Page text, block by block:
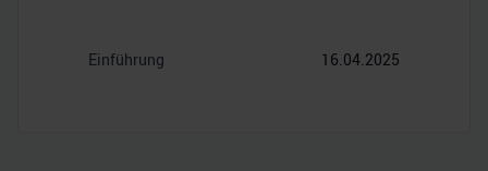
Einführung 16.04.2025